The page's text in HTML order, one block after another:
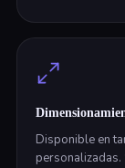
Disponible en